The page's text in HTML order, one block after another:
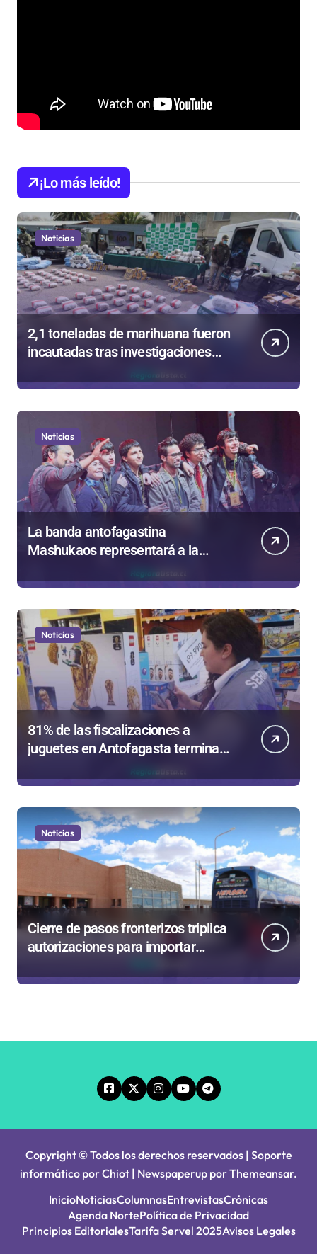
¡Lo más leído!
Noticias
2,1 toneladas de marihuana fueron
incautadas tras investigaciones
Noticias
La banda antofagastina
Mashukaos representará a la
de Valparaíso
Noticias
81% de las fiscalizaciones a
juguetes en Antofagasta termina
en sumarios sanitarios
Noticias
Cierre de pasos fronterizos triplica
autorizaciones para importar
Copyright © Todos los derechos reservados | Soporte
informático por Chiot | Newspaperup porThemeansar.
InicioNoticiasColumnasEntrevistasCrónicas
Agenda NortePolítica de Privacidad
Principios EditorialesTarifa Servel 2025Avisos Legales